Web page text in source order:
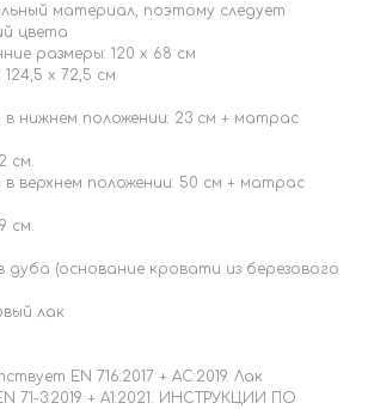
материал, поэтому следует
цвета
размеры: 120 x 68 см
x 72,5 см
нижнем положении: 23 см + матрас
см.
верхнем положении: 50 см + матрас
см.
(основание кровати из березового
лак
EN 716:2017 + AC:2019. Лак
71-3:2019 + A1:2021. ИНСТРУКЦИИ ПО